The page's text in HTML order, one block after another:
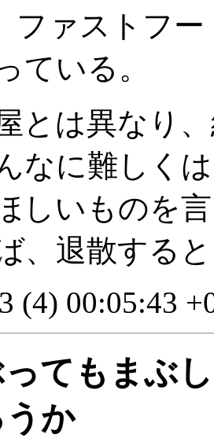
ファストフ
ている。
とは異なり
なに難しく
しいものを
、退散する
(4) 00:05:43
ってもまぶ
か